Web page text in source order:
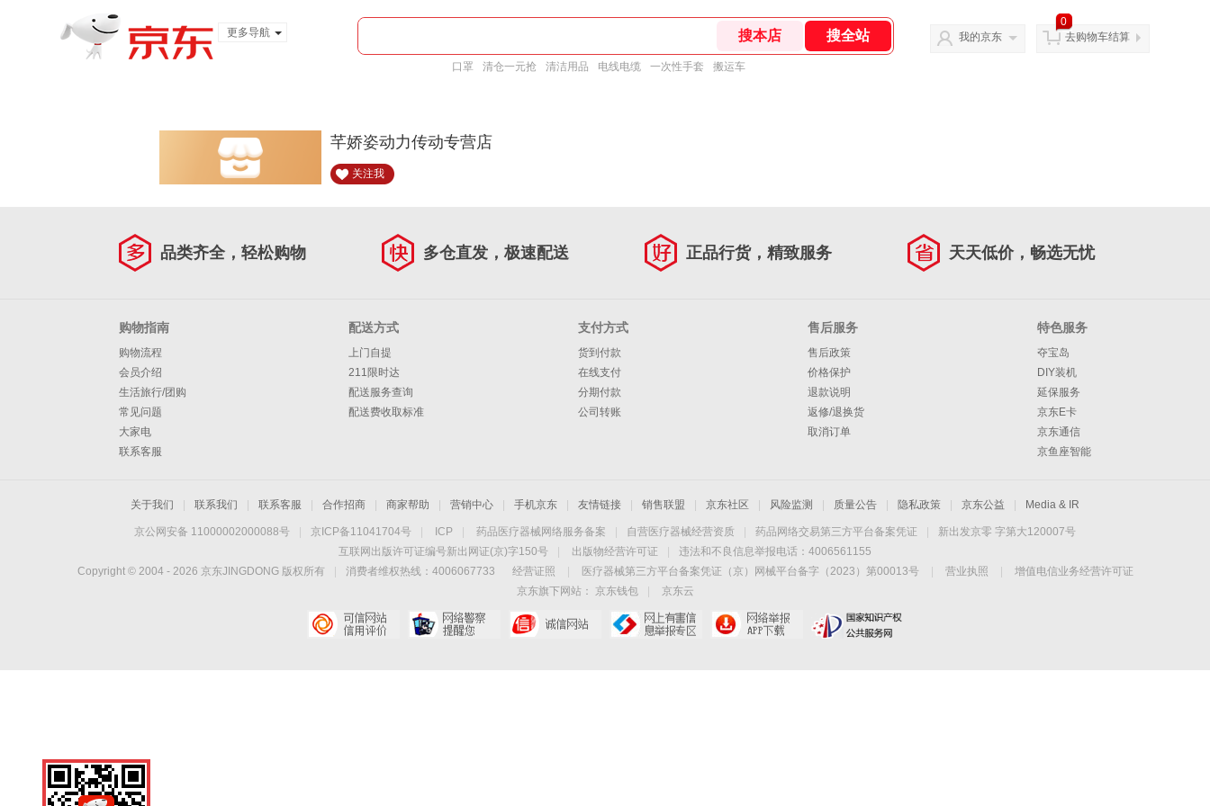
更多导航
口罩 清仓一元抢 清洁用品 电线电缆 一次性手套 搬运车
我的京东
0
去购物车结算
芊娇姿动力传动专营店
关注我
品类齐全，轻松购物 多仓直发，极速配送 正品行货，精致服务 天天低价，畅选无忧
购物指南
购物流程
会员介绍
生活旅行/团购
常见问题
大家电
联系客服
配送方式
上门自提
211限时达
配送服务查询
配送费收取标准
支付方式
货到付款
在线支付
分期付款
公司转账
售后服务
售后政策
价格保护
退款说明
返修/退换货
取消订单
特色服务
夺宝岛
DIY装机
延保服务
京东E卡
京东通信
京鱼座智能
关于我们 联系我们 联系客服 合作招商 商家帮助 营销中心 手机京东 友情链接 销售联盟 京东社区 风险监测 质量公告 隐私政策 京东公益 Media & IR
京公网安备 11000002000088号 京ICP备11041704号 ICP 药品医疗器械网络服务备案 自营医疗器械经营资质 药品网络交易第三方平台备案凭证
新出发京零 字第大120007号
互联网出版许可证编号新出网证(京)字150号
出版物经营许可证
违法和不良信息举报电话：4006561155
Copyright © 2004 - 2026 京东JINGDONG 版权所有 消费者维权热线：4006067733 经营证照 医疗器械第三方平台备案凭证（京）网械平台备字（2023）第00013号 营业执照
增值电信业务经营许可证
京东旗下网站：
京东钱包 京东云